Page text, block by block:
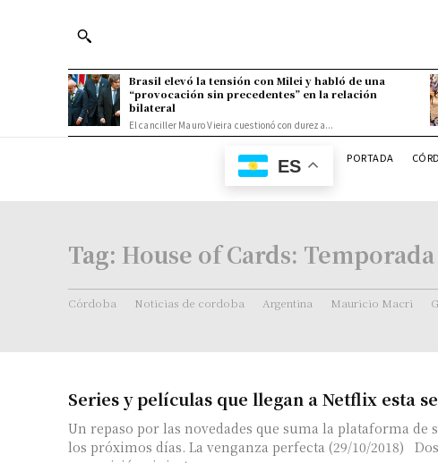
Brasil elevó la tensión con Milei y habló de una
“provocación sin precedentes” en la relación
bilateral
El canciller Mauro Vieira cuestionó con dureza...
ES PORTADA
Tag: House of Cards: Temporada
Córdoba Noticias de cordoba Argentina Mauricio Macri
Series y películas que llegan a Netflix esta
Un repaso por las novedades que suma la plataforma de
los próximos días. La venganza perfecta (29/10/2018) Dos sicarios con